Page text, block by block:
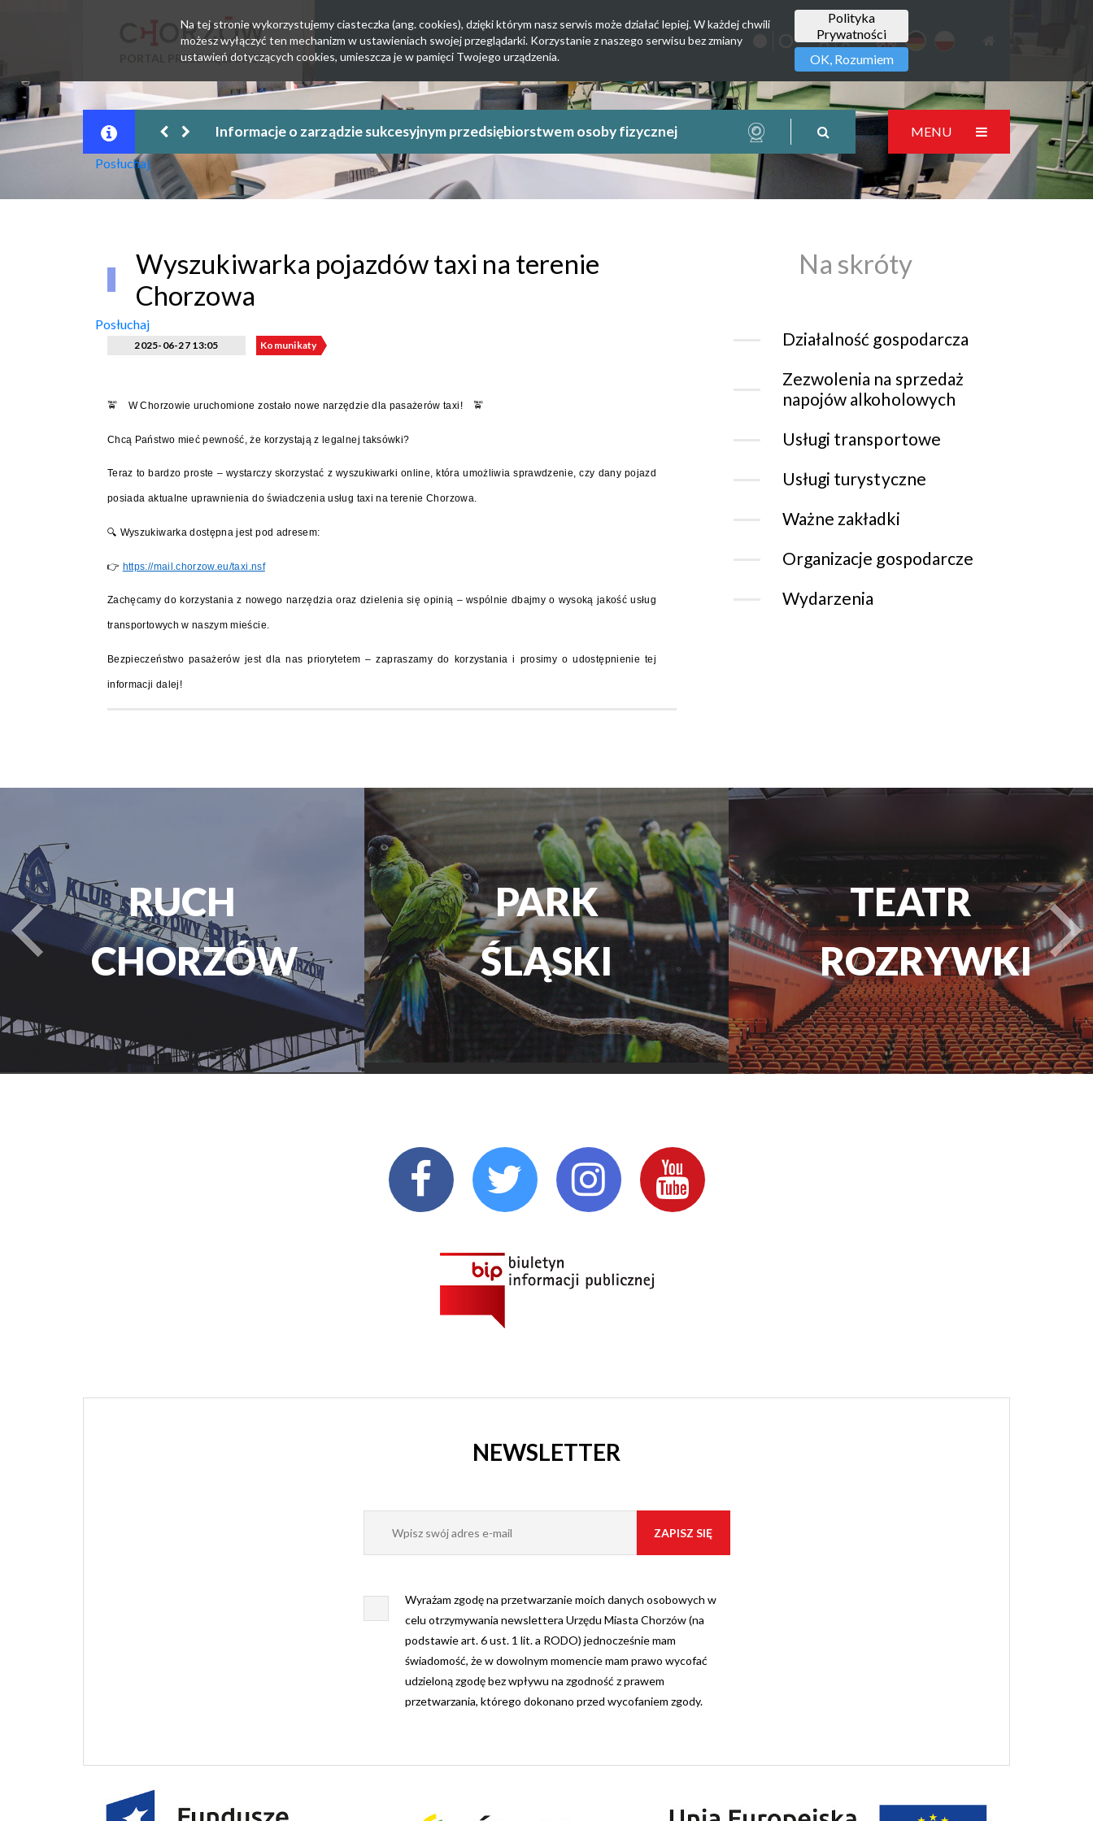
PORTAL PRZEDSIĘBIORCY
Informacje o zarządzie sukcesyjnym przedsiębiorstwem osoby fizycznej MENU
Posłuchaj
Wyszukiwarka pojazdów taxi na terenie
Chorzowa
Posłuchaj
2025-06-27 13:05 Komunikaty
🚖 W Chorzowie uruchomione zostało nowe narzędzie dla pasażerów taxi! 🚖
Chcą Państwo mieć pewność, że korzystają z legalnej taksówki?
Teraz to bardzo proste – wystarczy skorzystać z wyszukiwarki online, która umożliwia sprawdzenie, czy dany pojazd
posiada aktualne uprawnienia do świadczenia usług taxi na terenie Chorzowa.
🔍 Wyszukiwarka dostępna jest pod adresem:
👉 https://mail.chorzow.eu/taxi.nsf
Zachęcamy do korzystania z nowego narzędzia oraz dzielenia się opinią – wspólnie dbajmy o wysoką jakość usług
transportowych w naszym mieście.
Bezpieczeństwo pasażerów jest dla nas priorytetem – zapraszamy do korzystania i prosimy o udostępnienie tej
informacji dalej!
Na skróty
Działalność gospodarcza
Zezwolenia na sprzedaż
napojów alkoholowych
Usługi transportowe
Usługi turystyczne
Ważne zakładki
Organizacje gospodarcze
Wydarzenia
RUCH
CHORZÓW
PARK
ŚLĄSKI
TEATR
ROZRYWKI
turysta.Previous
NEWSLETTER
Wyrażam zgodę na przetwarzanie moich danych osobowych w
celu otrzymywania newslettera Urzędu Miasta Chorzów (na
podstawie art. 6 ust. 1 lit. a RODO) jednocześnie mam
świadomość, że w dowolnym momencie mam prawo wycofać
udzieloną zgodę bez wpływu na zgodność z prawem
przetwarzania, którego dokonano przed wycofaniem zgody.
Polityka
Prywatności
OK, Rozumiem
Na tej stronie wykorzystujemy ciasteczka (ang. cookies), dzięki którym nasz serwis może działać lepiej. W każdej chwili
możesz wyłączyć ten mechanizm w ustawieniach swojej przeglądarki. Korzystanie z naszego serwisu bez zmiany
ustawień dotyczących cookies, umieszcza je w pamięci Twojego urządzenia.